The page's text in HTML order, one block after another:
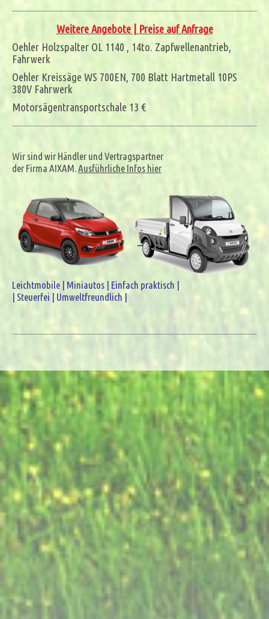
Weitere Angebote | Preise auf Anfrage
Oehler Holzspalter OL 1140 , 14to. Zapfwellenantrieb,
Fahrwerk
Oehler Kreissäge WS 700EN, 700 Blatt Hartmetall 10PS
380V Fahrwerk
Motorsägentransportschale 13 €
Wir sind wir Händler und Vertragspartner
der Firma AIXAM.Ausführliche Infos hier
Leichtmobile | Miniautos | Einfach praktisch |
| Steuerfei | Umweltfreundlich |